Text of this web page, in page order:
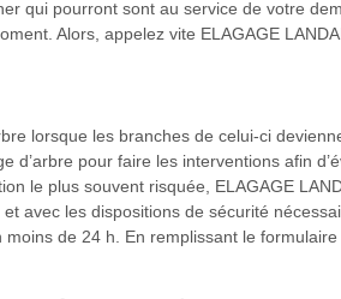
qui pourront sont au service de votre
Alors, appelez vite ELAGAGE
lorsque les branches de celui-ci
d’arbre pour faire les interventions afin
le plus souvent risquée, ELAGAGE
avec les dispositions de sécurité
de 24 h. En remplissant le